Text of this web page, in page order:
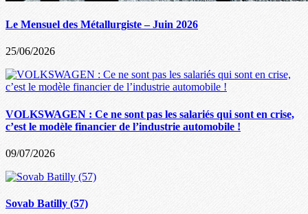
Le Mensuel des Métallurgiste – Juin 2026
25/06/2026
VOLKSWAGEN : Ce ne sont pas les salariés qui sont en crise,
c’est le modèle financier de l’industrie automobile !
09/07/2026
Sovab Batilly (57)